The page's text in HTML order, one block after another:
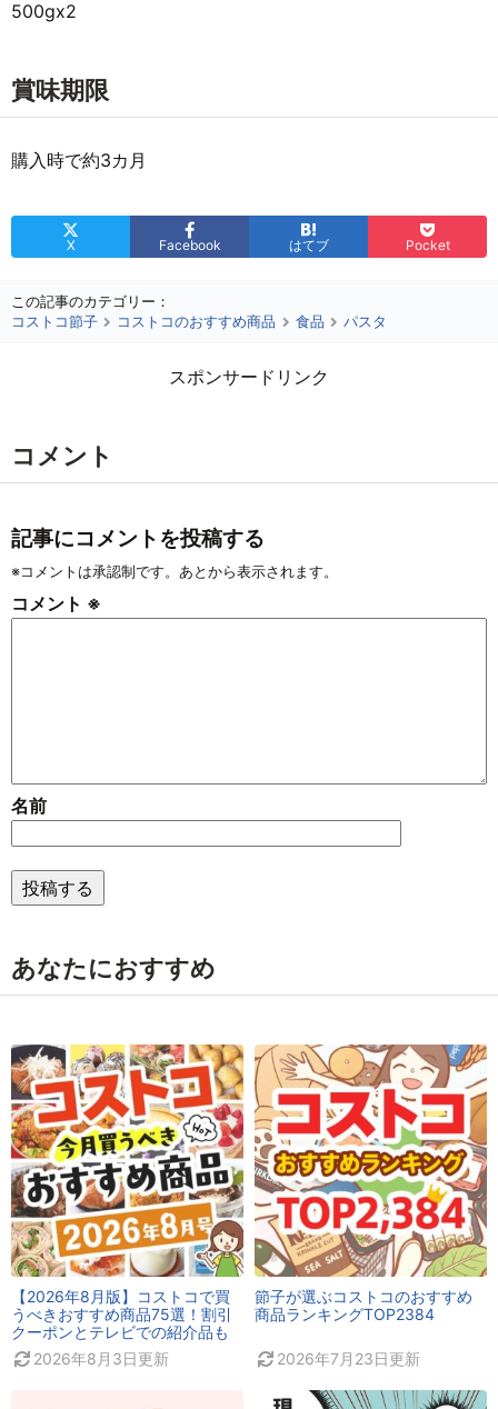
500gx2
賞味期限
購入時で約3カ月
X Facebook はてブ Pocket
この記事のカテゴリー：
コストコ節子
コストコのおすすめ商品 食品 パスタ
スポンサードリンク
コメント
記事にコメントを投稿する
※コメントは承認制です。あとから表示されます。
コメント ※
名前
あなたにおすすめ
【2026年8月版】コストコで買
うべきおすすめ商品75選！割引
クーポンとテレビでの紹介品も
2026年8月3日更新
節子が選ぶコストコのおすすめ
商品ランキングTOP2384
2026年7月23日更新